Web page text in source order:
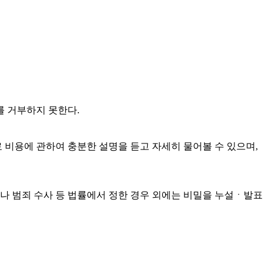
거부하지 못한다.
용에 관하여 충분한 설명을 듣고 자세히 물어볼 수 있으며,
범죄 수사 등 법률에서 정한 경우 외에는 비밀을 누설ㆍ발표